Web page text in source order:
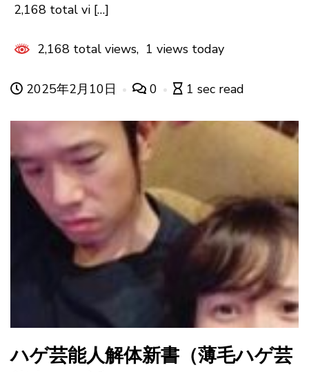
2,168 total vi […]
2,168 total views, 1 views today
2025年2月10日 0 1 sec read
ハゲ芸能人解体新書（薄毛ハゲ芸